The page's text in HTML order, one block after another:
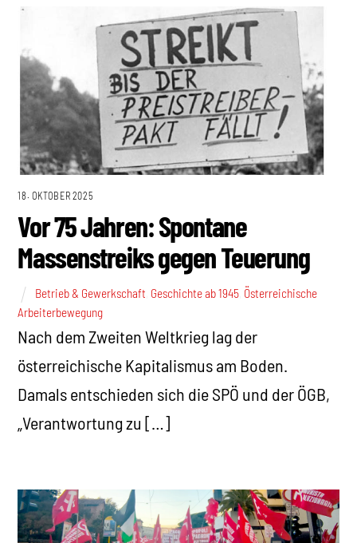
18. OKTOBER 2025
Vor 75 Jahren: Spontane
Massenstreiks gegen Teuerung
Betrieb & Gewerkschaft Geschichte ab 1945 Österreichische
Arbeiterbewegung
Nach dem Zweiten Weltkrieg lag der
österreichische Kapitalismus am Boden.
Damals entschieden sich die SPÖ und der ÖGB,
„Verantwortung zu […]